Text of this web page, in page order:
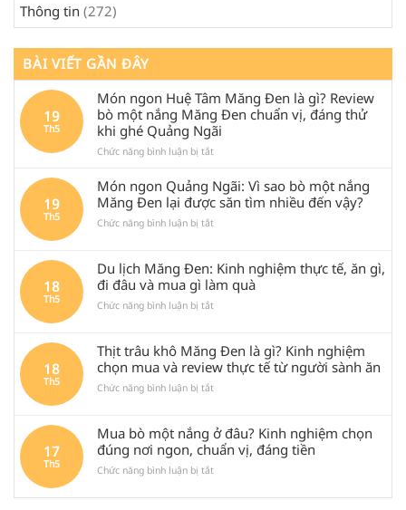
Thông tin (272)
BÀI VIẾT GẦN ĐÂY
19
Th5
Món ngon Huệ Tâm Măng Đen là gì? Review
bò một nắng Măng Đen chuẩn vị, đáng thử
khi ghé Quảng Ngãi
Chức năng bình luận bị tắtở
ngon
Huệ
Tâm
Măng
gì?
Review
một
Đen
chuẩn
khi
ghé
Quảng
Ngãi
19
Th5
Món ngon Quảng Ngãi: Vì sao bò một nắng
Măng Đen lại được săn tìm nhiều đến vậy?
Chức năng bình luận bị tắtở
Quảng
Ngãi:
sao
nắng
Măng
săn
tìm
nhiều
đến
18
Th5
Du lịch Măng Đen: Kinh nghiệm thực tế, ăn gì,
đi đâu và mua gì làm quà
Chức năng bình luận bị tắtở
Măng
Đen:
nghiệm
ăn
gì,
18
Th5
Thịt trâu khô Măng Đen là gì? Kinh nghiệm
chọn mua và review thực tế từ người sành ăn
Chức năng bình luận bị tắtở
khô
Măng
Đen
là
17
Th5
Mua bò một nắng ở đâu? Kinh nghiệm chọn
đúng nơi ngon, chuẩn vị, đáng tiền
Chức năng bình luận bị tắtở
bò